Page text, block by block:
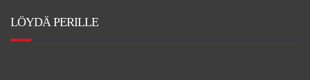
LÖYDÄ PERILLE